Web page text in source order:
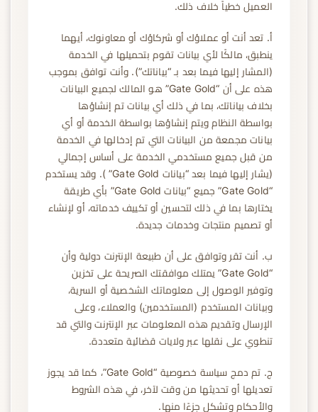
العميل خطياً خلاف ذلك.
أ. تعد أنت أو عملاؤك أو شركاؤك أو معاونوك، أيهما
ينطبق، مالكًا لأي بيانات تقوم بتحميلها في الخدمة
(المشار إليها فيما بعد بـ “بياناتك”). وأنت توافق بموجب
هذه على أن “Gate Gold” هو المالك لجميع البيانات
بخلاف بياناتك، بما في ذلك أي بيانات تم إنشاؤها
بواسطة النظام ويتم إنشاؤها بواسطة الخدمة أو أي
بيانات مجمعة من البيانات التي تم إدخالها في الخدمة
من قبل جميع مستخدمي الخدمة على أساس إجمالي
(يشار إليها فيما بعد “بيانات Gate Gold” ). وقد يستخدم
“Gate Gold” جميع “بيانات Gate Gold” بأي طريقة
يختارها بما في ذلك لتحسين أو تكييف خدماته، أو لإنشاء
أو تصميم منتجات وخدمات جديدة.
ب. أنت تقر وتوافق على أن طبيعة الإنترنت دولية وأن
“Gate Gold” يمتلك موافقتك الصريحة على تخزين
وتوفير الوصول إلى معلوماتك الشخصية أو السرية،
وبيانات المستخدم (المستخدمين) والعملاء، وعلى
الإرسال وتقديم هذه المعلومات عبر الإنترنت والتي قد
تنطوي على نقلها عبر ولايات قضائية متعددة.
ج. تم دمج سياسة خصوصية “Gate Gold”، كما قد يجوز
تعديلها أو تحديثها من وقت لآخر، في هذه الشروط
والأحكام وتشكل جزءًا منها.